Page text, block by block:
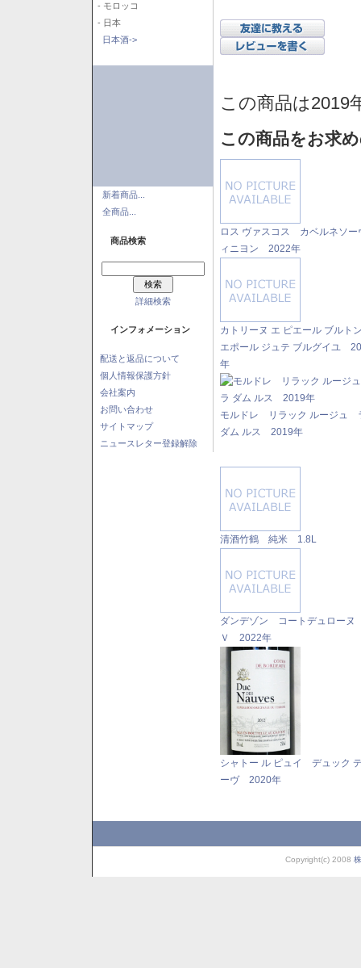
- モロッコ
- 日本
日本酒->
新着商品...
全商品...
商品検索
詳細検索
インフォメーション
配送と返品について
個人情報保護方針
会社案内
お問い合わせ
サイトマップ
ニュースレター登録解除
この商品は2019
この商品をお求
ロス ヴァスコス カベルネソー
ィニヨン 2022年
カトリーヌ エ ピエール ブル
エポール ジュテ ブルグイユ
年
モルドレ リラック ルージュ
ダム ルス 2019年
清酒竹鶴 純米 1.8L
ダンデゾン コートデュロー
Ｖ 2022年
シャトー ル ピュイ デュック
ーヴ 2020年
Copyright(c) 2008